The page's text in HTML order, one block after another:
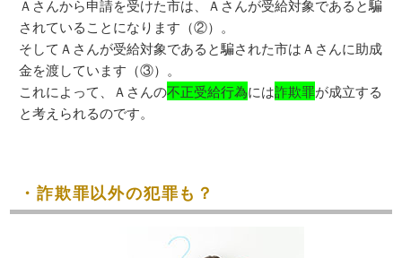
Ａさんから申請を受けた市は、Ａさんが受給対象であると騙
されていることになります（②）。
そしてＡさんが受給対象であると騙された市はＡさんに助成
金を渡しています（③）。
これによって、Ａさんの不正受給行為には詐欺罪が成立する
と考えられるのです。
・詐欺罪以外の犯罪も？